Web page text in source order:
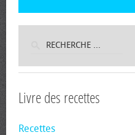
Livre des recettes
Recettes